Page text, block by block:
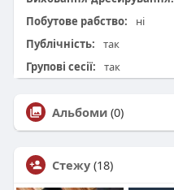
Побутове рабство:
ні
Публічність:
так
Групові сесії:
так
Альбоми (0)
Стежу (18)